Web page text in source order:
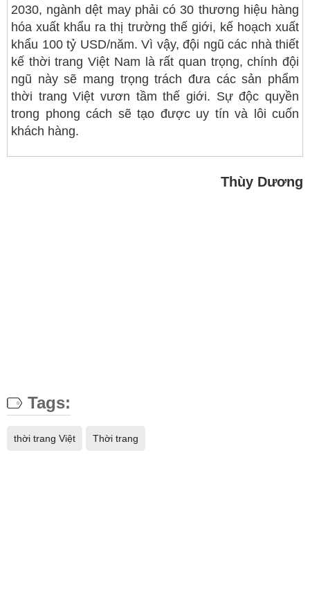
2030, ngành dệt may phải có 30 thương hiệu hàng
hóa xuất khẩu ra thị trường thế giới, kế hoạch xuất
khẩu 100 tỷ USD/năm. Vì vậy, đội ngũ các nhà thiết
kế thời trang Việt Nam là rất quan trọng, chính đội
ngũ này sẽ mang trọng trách đưa các sản phẩm
thời trang Việt vươn tầm thế giới. Sự độc quyền
trong phong cách sẽ tạo được uy tín và lôi cuốn
khách hàng.
Thùy Dương
Tags:
thời trang Việt Thời trang